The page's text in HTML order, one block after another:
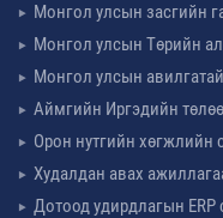
Монгол улсын засгийн
Монгол улсын Төрийн
Монгол улсын
Аймгийн Иргэдийн
Орон нутгийн хөгжлийн
Худалдан авах
Дотоод удирдлагын ERP